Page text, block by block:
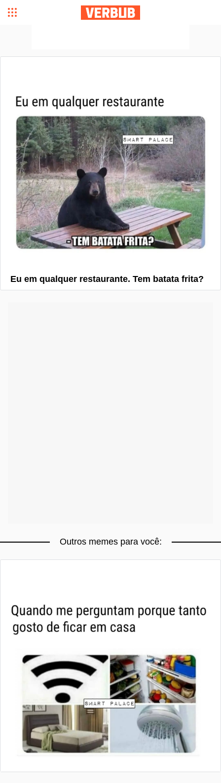
Eu em qualquer restaurante. Tem batata frita?
Outros memes para você: